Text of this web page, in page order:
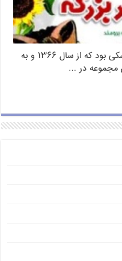
خونهٔ مادربزرگه مجموعه تلویزیونی عروسکی بود که از سال ۱۳۶۶ و به
مجموعه در …